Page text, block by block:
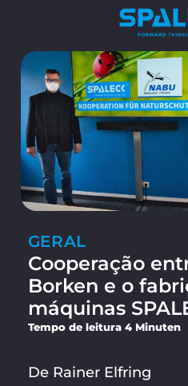
GERAL
Cooperação
Borken e o
máquinas
Tempo de leitura 4 Minuten
De Rainer Elfring